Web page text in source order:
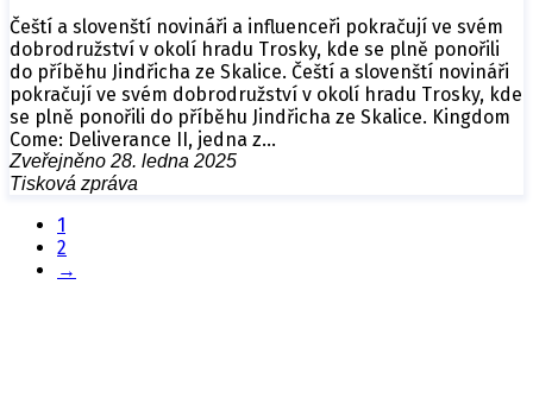
Čeští a slovenští novináři a influenceři pokračují ve svém
dobrodružství v okolí hradu Trosky, kde se plně ponořili
do příběhu Jindřicha ze Skalice. Čeští a slovenští novináři
pokračují ve svém dobrodružství v okolí hradu Trosky, kde
se plně ponořili do příběhu Jindřicha ze Skalice. Kingdom
Come: Deliverance II, jedna z…
Zveřejněno 28. ledna 2025
Tisková zpráva
1
2
→